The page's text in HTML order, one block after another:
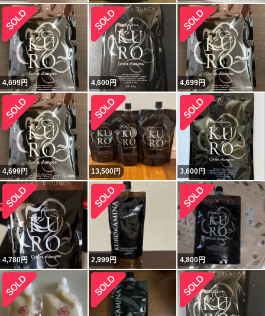
4,699円 4,600円 4,699円
4,699円 13,500円 3,600円
4,780円 2,999円 4,800円